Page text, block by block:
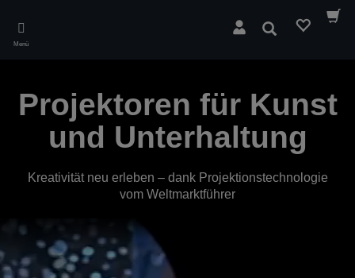
main
Menü
Suchen
Projektoren für Kunst
und Unterhaltung
Kreativität neu erleben – dank Projektionstechnologie
vom Weltmarktführer